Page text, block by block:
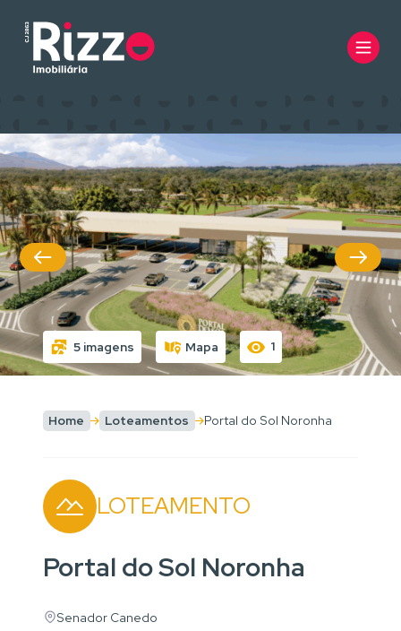
5 imagens Mapa 1
Home Loteamentos Portal do Sol Noronha
LOTEAMENTO
Portal do Sol Noronha
Senador Canedo